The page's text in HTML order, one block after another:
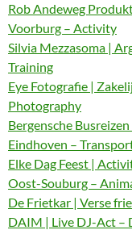
Rob Andeweg
Voorburg – Activity
Silvia Mezzasoma |
Training
Eye Fotografie |
Photography
Bergensche
Eindhoven –
Elke Dag Feest |
Oost-Souburg –
De Frietkar | Verse
DAIM | Live DJ-Act –